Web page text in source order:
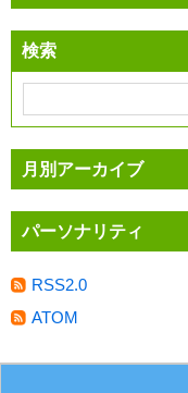
検索
月別アーカイブ
パーソナリティ
RSS2.0
ATOM